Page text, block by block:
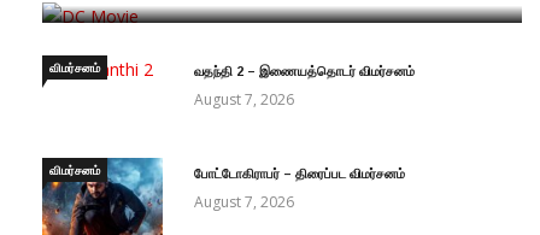
விமர்சனம் வதந்தி 2 – இணையத்தொடர் விமர்சனம்
August 7, 2026
விமர்சனம் போட்டோகிராபர் – திரைப்பட விமர்சனம்
August 7, 2026